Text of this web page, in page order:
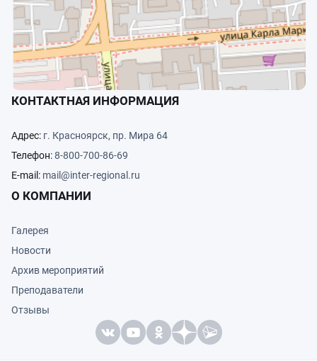
КОНТАКТНАЯ ИНФОРМАЦИЯ
Адрес: г. Красноярск, пр. Мира 64
Телефон:8-800-700-86-69
E-mail: mail@inter-regional.ru
О КОМПАНИИ
Галерея
Новости
Архив мероприятий
Преподаватели
Отзывы